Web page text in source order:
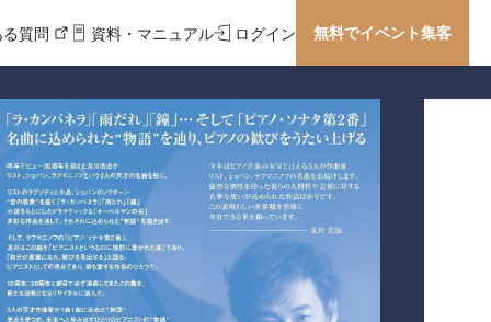
質問 資料・マニュアル ログイン 無料でイベント集客